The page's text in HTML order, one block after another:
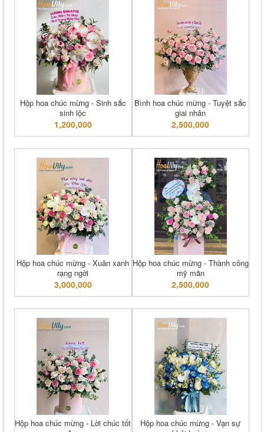
Hộp hoa chúc mừng - Sinh sắc
sinh lộc
1,200,000
Bình hoa chúc mừng - Tuyệt sắc
giai nhân
2,500,000
Hộp hoa chúc mừng - Xuân xanh
rạng ngời
3,000,000
Hộp hoa chúc mừng - Thành công
mỹ mãn
2,500,000
Hộp hoa chúc mừng - Lời chúc tốt
Hộp hoa chúc mừng - Vạn sự